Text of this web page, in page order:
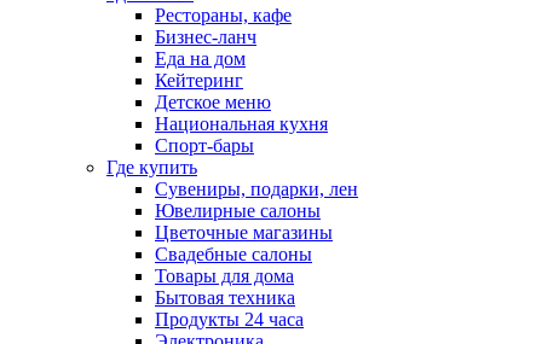
Рестораны, кафе
Бизнес-ланч
Еда на дом
Кейтеринг
Детское меню
Национальная кухня
Спорт-бары
Где купить
Сувениры, подарки, лен
Ювелирные салоны
Цветочные магазины
Свадебные салоны
Товары для дома
Бытовая техника
Продукты 24 часа